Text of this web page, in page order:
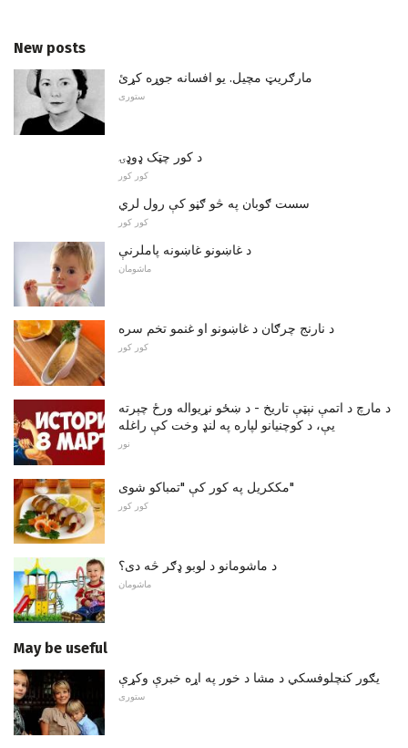
New posts
مارګریټ مچیل. یو افسانه جوړه کړئ
ستوری
د کور چټک ډوډۍ
کور کور
سست ګوبان په څو ګڼو کې رول لري
کور کور
د غاښونو غاښونه پاملرنې
ماشومان
د نارنج چرګان د غاښونو او غنمو تخم سره
کور کور
د مارچ د اتمې نېټې تاریخ - د ښځو نړیواله ورځ چېرته
یې، د کوچنیانو لپاره په لنډ وخت کې راغله
نور
مککریل په کور کې "تمباکو شوی"
کور کور
د ماشومانو د لوبو ډګر څه دی؟
ماشومان
May be useful
یګور کنچلوفسکي د مشا د خور په اړه خبرې وکړې
ستوری